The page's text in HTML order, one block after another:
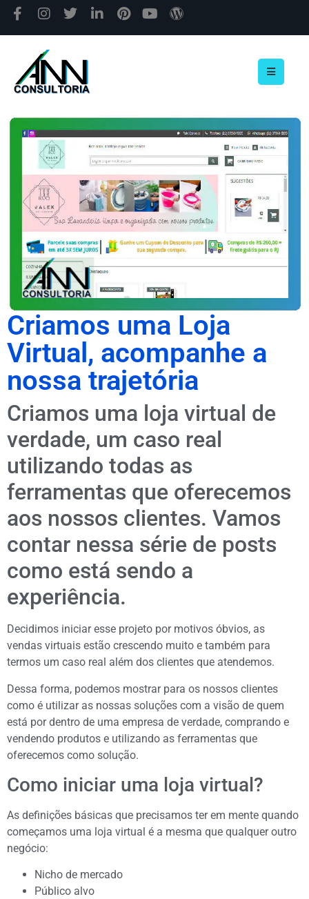
Criamos uma Loja
Virtual, acompanhe a
nossa trajetória
Criamos uma loja virtual de
verdade, um caso real
utilizando todas as
ferramentas que oferecemos
aos nossos clientes. Vamos
contar nessa série de posts
como está sendo a
experiência.
Decidimos iniciar esse projeto por motivos óbvios, as
vendas virtuais estão crescendo muito e também para
termos um caso real além dos clientes que atendemos.
Dessa forma, podemos mostrar para os nossos clientes
como é utilizar as nossas soluções com a visão de quem
está por dentro de uma empresa de verdade, comprando e
vendendo produtos e utilizando as ferramentas que
oferecemos como solução.
Como iniciar uma loja virtual?
As definições básicas que precisamos ter em mente quando
começamos uma loja virtual é a mesma que qualquer outro
negócio:
Nicho de mercado
Público alvo